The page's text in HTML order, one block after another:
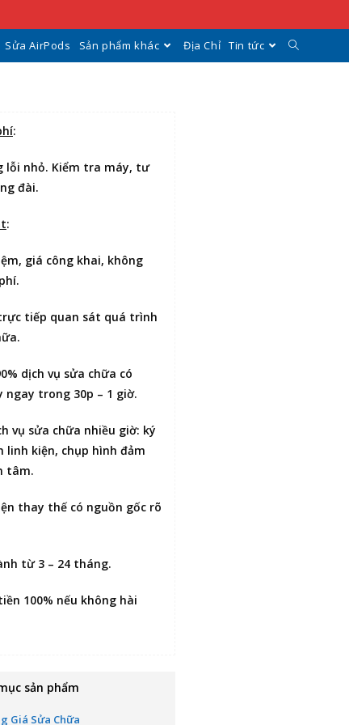
Sửa AirPods Sản phẩm khác Địa Chỉ Tin tức
:
lỗi nhỏ. Kiểm tra máy, tư
đài.
:
, giá công khai, không
tiếp quan sát quá trình
dịch vụ sửa chữa có
ngay trong 30p – 1 giờ.
vụ sửa chữa nhiều giờ: ký
linh kiện, chụp hình đảm
tâm.
thay thế có nguồn gốc rõ
từ 3 – 24 tháng.
100% nếu không hài
sản phẩm
Giá Sửa Chữa